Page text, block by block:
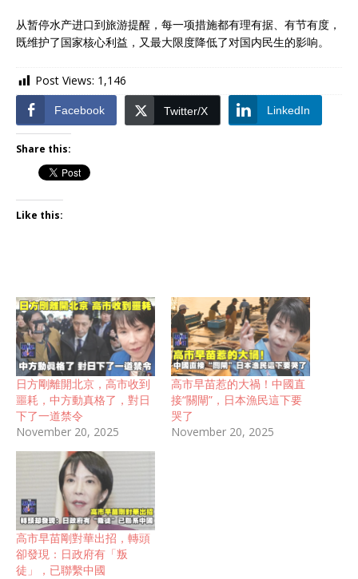
从暂停水产进口到旅游提醒，每一项措施都有理有据、有节有度，
既维护了国家核心利益，又最大限度降低了对国内民生的影响。
Post Views: 1,146
Facebook Twitter/X LinkedIn
Share this:
Like this:
日方剛離開北京，高市收到
噩耗，中方動真格了，對日
下了一道禁令
November 20, 2025
高市早苗惹的大禍！中國直
接“關閘”，日本漁民這下要
哭了
November 20, 2025
高市早苗剛對華出招，轉頭
卻發現：日政府有「叛
徒」，已聯繫中國